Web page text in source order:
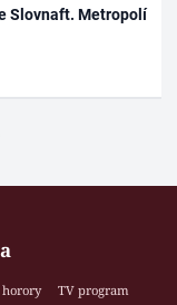
Slovnaft. Metropolí
TV program